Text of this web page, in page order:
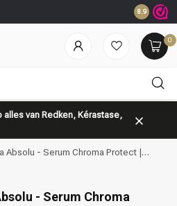
Voor
8.9
0
alles van Redken, Kérastase,
naar op zoek?
Absolu - Serum Chroma Protect |
- Serum Chroma